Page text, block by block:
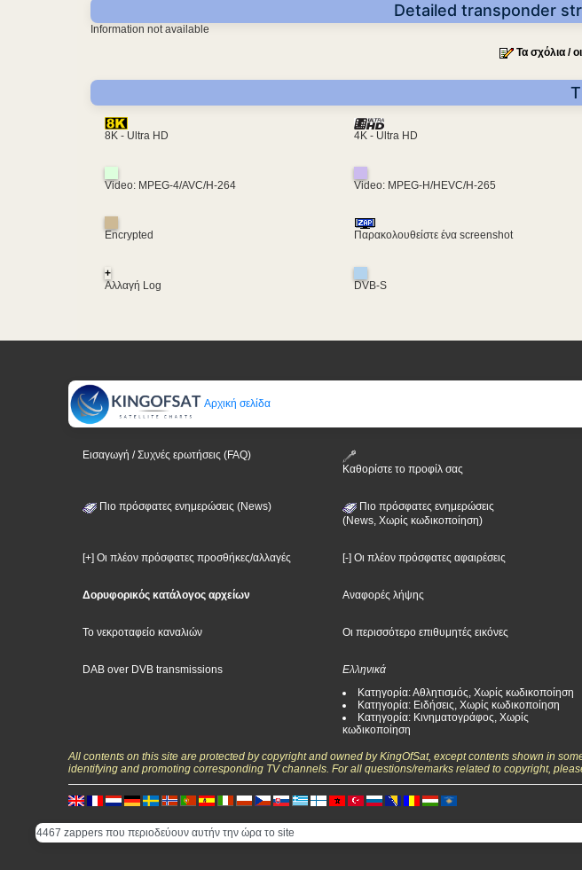
Detailed transponder
Information not available
Τα σχόλια /
8K - Ultra HD 4K - Ultra HD
Video: MPEG-4/AVC/H-264 Video: MPEG-H/HEVC/H-265
Encrypted Παρακολουθείστε ένα screenshot
+
Αλλαγή Log
DVB-S
Αρχική σελίδα
Εισαγωγή / Συχνές ερωτήσεις (FAQ)
Καθορίστε το προφίλ σας
Πιο πρόσφατες ενημερώσεις (News)
Πιο πρόσφατες ενημερώσεις
(News, Χωρίς κωδικοποίηση)
[+] Οι πλέον πρόσφατες προσθήκες/αλλαγές [-] Οι πλέον πρόσφατες αφαιρέσεις
Δορυφορικός κατάλογος αρχείων Αναφορές λήψης
Το νεκροταφείο καναλιών Οι περισσότερο επιθυμητές εικόνες
DAB over DVB transmissions
Ελληνικά
Κατηγορία: Αθλητισμός, Χωρίς κωδικοποίηση
Κατηγορία: Ειδήσεις, Χωρίς κωδικοποίηση
Κατηγορία: Κινηματογράφος, Χωρίς
κωδικοποίηση
All contents on this site are protected by copyright and owned by KingOfSat, except contents shown in
identifying and promoting corresponding TV channels. For all questions/remarks related to copyright,
4467 zappers που περιοδεύουν αυτήν την ώρα το site